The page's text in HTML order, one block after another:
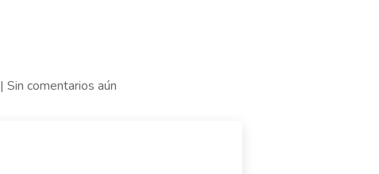
| Sin comentarios aún